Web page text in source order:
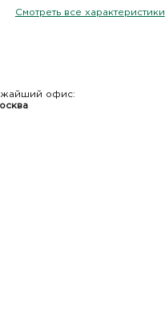
Смотреть все характеристики
офис: